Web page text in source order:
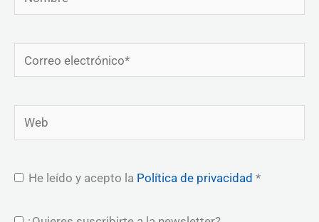
Correo
electrónico*
Web
He leído y acepto la Política de privacidad *